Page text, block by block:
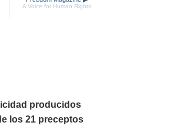
A Voice for Human Rights
producidos
los 21 preceptos